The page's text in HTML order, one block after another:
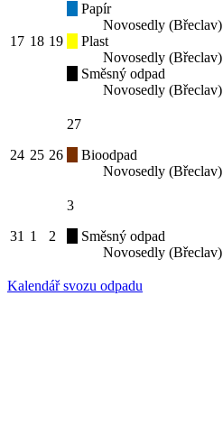
17 18 19
Papír
Novosedly (Břeclav)
Plast
Novosedly (Břeclav)
Směsný odpad
Novosedly (Břeclav)
24 25 26
27
Bioodpad
Novosedly (Břeclav)
31 1 2
3
Směsný odpad
Novosedly (Břeclav)
Kalendář svozu odpadu